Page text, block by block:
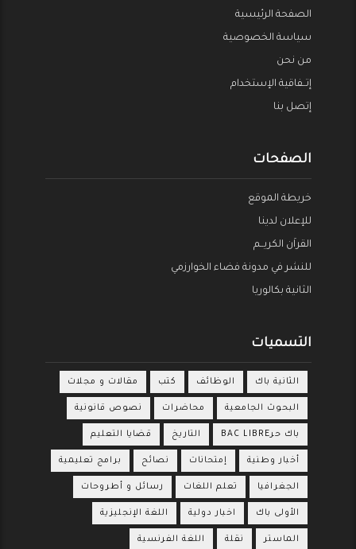
الصفحة الرئيسية
سياسة الخصوصية
من نحن
إتــفاقية الإستخدام
إتصل بنا
الصفحات
خريطة الموقع
للإعلان لدينا
القراَن الكريــم
للنشر في مدونة فضاء الخوارزمي
الثانية بكالوريا
التسميات
الثانية باك الوظائف كتب مقالات و مجلات
البحوث الجامعية محاضرات نصوص قانونية
باك حرBAC LIBRE التاريخ قضايا التعليم
أخبار وطنية إمتحانات نصائح برامج تعليمية
الجغرافيا تعلم اللغات رسائل و أطروحات
الأولى باك اخبار دولية اللغة الإنجليزية
الماستر نقلة اللغة الفرنسية